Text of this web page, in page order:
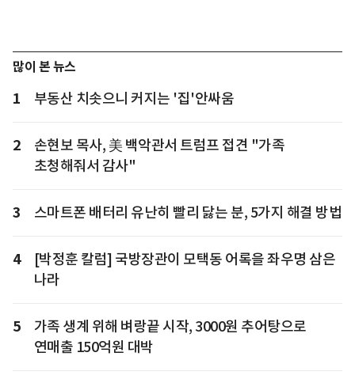
많이 본 뉴스
1 부동산 치솟으니 커지는 '집'안싸움
2
손현보 목사, 美 백악관서 트럼프 접견 "가족
초청해줘서 감사"
3 스마트폰 배터리 유난히 빨리 닳는 분, 5가지 해결 방법
4
[박정훈 칼럼] 국방장관이 모택동 어록을 좌우명 삼은
나라
5
가족 생계 위해 벼랑끝 시작, 3000원 추어탕으로
연매출 150억원 대박